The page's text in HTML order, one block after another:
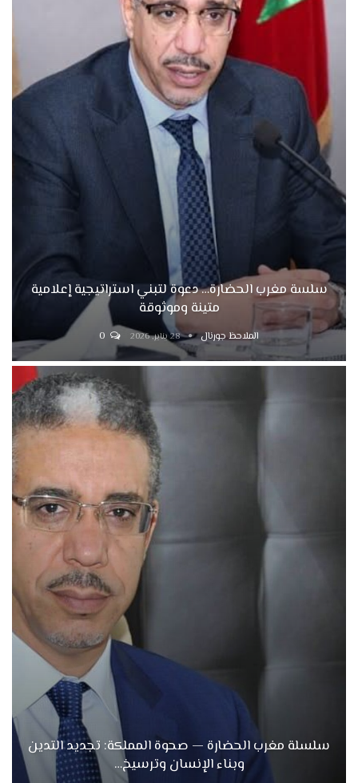
سلسة مغرب الحضارة… دعوة لتبني استراتيجية إعلامية
متينة وموثوقة
الملاحظ جورنال 28 يناير, 2026
سلسلة مغرب الحضارة — صحوة المملكة: تجديد التدين
وبناء الإنسان وترسيخ…